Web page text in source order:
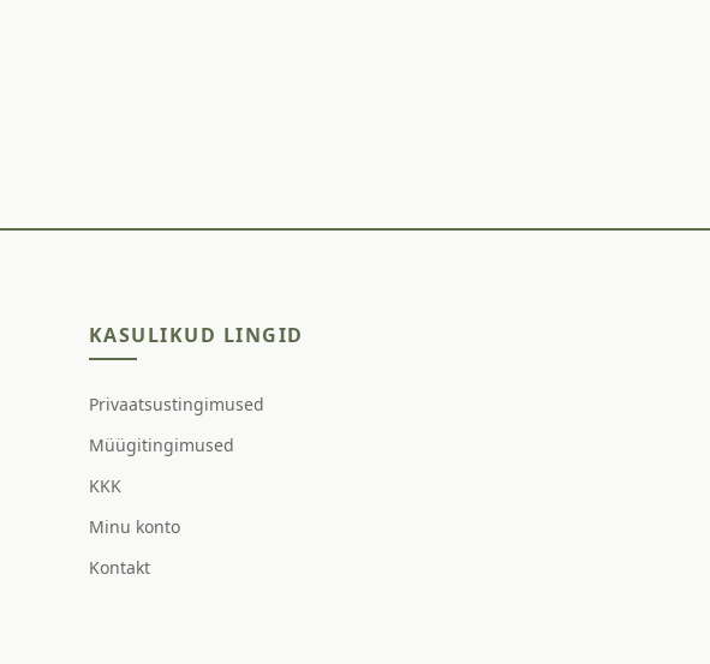
KASULIKUD LINGID
Privaatsustingimused
Müügitingimused
KKK
Minu konto
Kontakt